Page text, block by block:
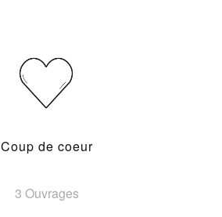
Coup de coeur
3 Ouvrages